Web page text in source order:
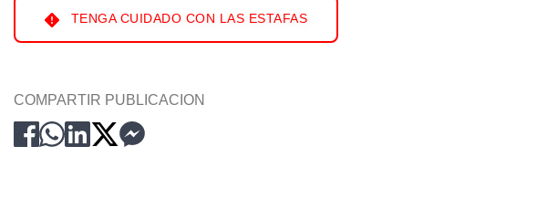
TENGA CUIDADO CON LAS ESTAFAS
COMPARTIR PUBLICACION